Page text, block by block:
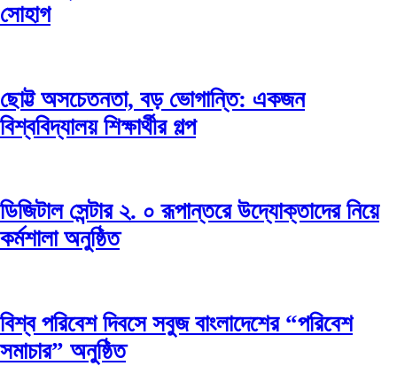
সোহাগ
ছোট্ট অসচেতনতা, বড় ভোগান্তি: একজন
বিশ্ববিদ্যালয় শিক্ষার্থীর গল্প
ডিজিটাল সেন্টার ২. ০ রূপান্তরে উদ্যোক্তাদের নিয়ে
কর্মশালা অনুষ্ঠিত
বিশ্ব পরিবেশ দিবসে সবুজ বাংলাদেশের “পরিবেশ
সমাচার” অনুষ্ঠিত